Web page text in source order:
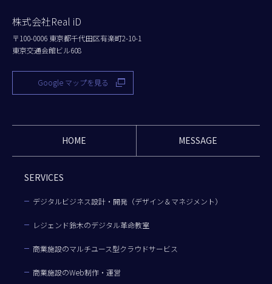
株式会社Real iD
〒100-0006 東京都千代田区有楽町2-10-1
東京交通会館ビル608
Google マップを見る
HOME MESSAGE
SERVICES
デジタルビジネス設計・開発（デザイン＆マネジメント）
レジェンド鈴木のデジタル革命教室
商業施設のマルチユース型クラウドサービス
商業施設のWeb制作・運営